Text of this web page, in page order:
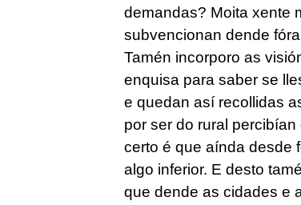
demandas? Moita xente
subvencionan dende
Tamén incorporo as
enquisa para saber se
e quedan así recollidas
por ser do rural
certo é que aínda desde
algo inferior. E desto
que dende as cidades e